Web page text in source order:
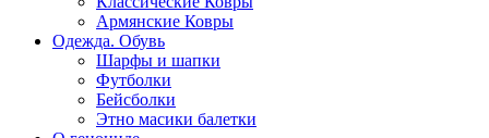
Армянские Ковры
Одежда. Обувь
Шарфы и шапки
Футболки
Бейсболки
Этно масики балетки